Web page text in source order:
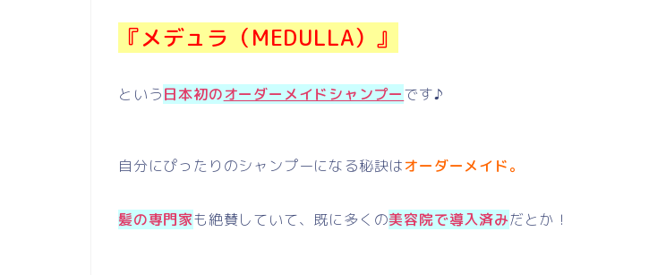
『メデュラ（MEDULLA）』
という日本初のオーダーメイドシャンプーです♪
自分にぴったりのシャンプーになる秘訣はオーダーメイド。
髪の専門家も絶賛していて、既に多くの美容院で導入済みだとか！